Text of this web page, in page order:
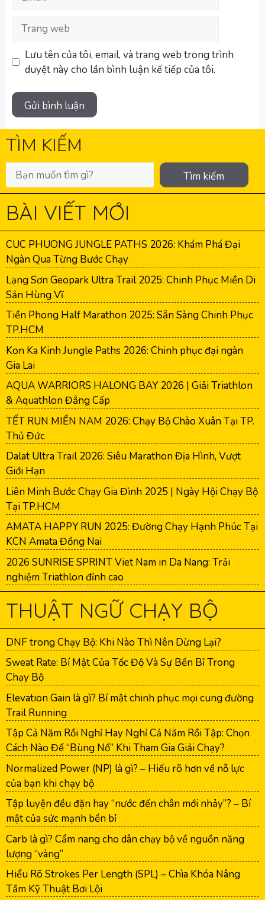
Trang
Lưu tên của tôi, email, và trang web trong trình
duyệt này cho lần bình luận kế tiếp của tôi.
TÌM KIẾM
Tìm kiếm
BÀI VIẾT MỚI
CUC PHUONG JUNGLE PATHS 2026: Khám Phá Đại
Ngàn Qua Từng Bước Chạy
Lạng Sơn Geopark Ultra Trail 2025: Chinh Phục Miền Di
Sản Hùng Vĩ
Tiền Phong Half Marathon 2025: Sẵn Sàng Chinh Phục
TP.HCM
Kon Ka Kinh Jungle Paths 2026: Chinh phục đại ngàn
Gia Lai
AQUA WARRIORS HALONG BAY 2026 | Giải Triathlon
& Aquathlon Đẳng Cấp
TẾT RUN MIỀN NAM 2026: Chạy Bộ Chào Xuân Tại TP.
Thủ Đức
Dalat Ultra Trail 2026: Siêu Marathon Địa Hình, Vượt
Giới Hạn
Liên Minh Bước Chạy Gia Đình 2025 | Ngày Hội Chạy Bộ
Tại TP.HCM
AMATA HAPPY RUN 2025: Đường Chạy Hạnh Phúc Tại
KCN Amata Đồng Nai
2026 SUNRISE SPRINT Viet Nam in Da Nang: Trải
nghiệm Triathlon đỉnh cao
THUẬT NGỮ CHẠY BỘ
DNF trong Chạy Bộ: Khi Nào Thì Nên Dừng Lại?
Sweat Rate: Bí Mật Của Tốc Độ Và Sự Bền Bỉ Trong
Chạy Bộ
Elevation Gain là gì? Bí mật chinh phục mọi cung đường
Trail Running
Tập Cả Năm Rồi Nghỉ Hay Nghỉ Cả Năm Rồi Tập: Chọn
Cách Nào Để “Bùng Nổ” Khi Tham Gia Giải Chạy?
Normalized Power (NP) là gì? – Hiểu rõ hơn về nỗ lực
của bạn khi chạy bộ
Tập luyện đều đặn hay “nước đến chân mới nhảy”? – Bí
mật của sức mạnh bền bỉ
Carb là gì? Cẩm nang cho dân chạy bộ về nguồn năng
lượng “vàng”
Hiểu Rõ Strokes Per Length (SPL) – Chìa Khóa Nâng
Tầm Kỹ Thuật Bơi Lội